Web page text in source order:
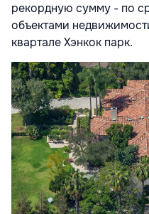
рекордную сумму - по
объектами
квартале Хэнкок парк.